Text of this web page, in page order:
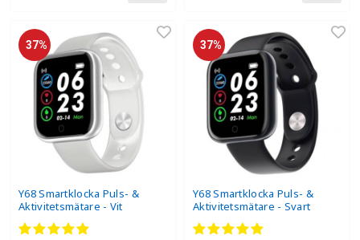
37%
Y68 Smartklocka Puls- &
Aktivitetsmätare - Vit
37%
Y68 Smartklocka Puls- &
Aktivitetsmätare - Svart